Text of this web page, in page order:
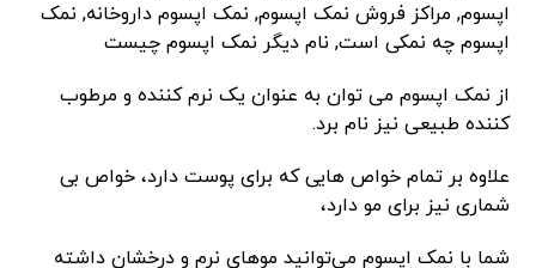
اپسوم, مراکز فروش نمک اپسوم, نمک اپسوم داروخانه, نمک
اپسوم چه نمکی است, نام دیگر نمک اپسوم چیست
از نمک اپسوم می توان به عنوان یک نرم کننده و مرطوب
کننده طبیعی نیز نام برد.
علاوه بر تمام خواص هایی که برای پوست دارد، خواص بی
شماری نیز برای مو دارد،
شما با نمک اپسوم می‌توانید موهای نرم و درخشان داشته